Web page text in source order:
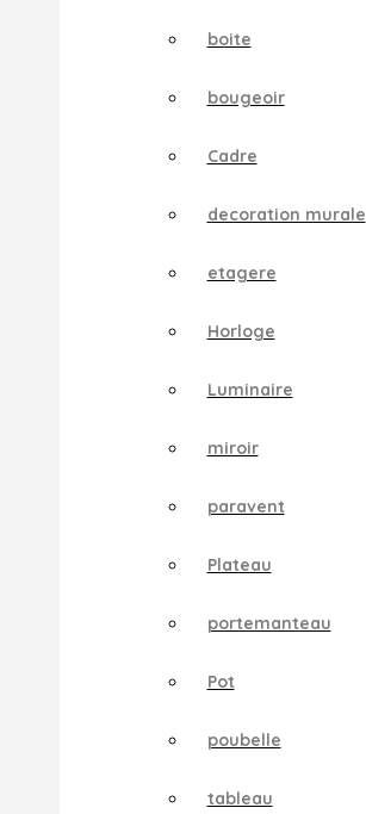
boite
bougeoir
Cadre
decoration murale
etagere
Horloge
Luminaire
miroir
paravent
Plateau
portemanteau
Pot
poubelle
tableau